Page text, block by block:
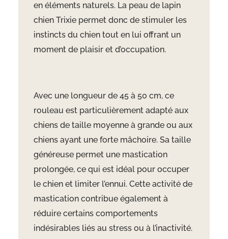
en éléments naturels. La peau de lapin
chien Trixie permet donc de stimuler les
instincts du chien tout en lui offrant un
moment de plaisir et d’occupation.
Avec une longueur de 45 à 50 cm, ce
rouleau est particulièrement adapté aux
chiens de taille moyenne à grande ou aux
chiens ayant une forte mâchoire. Sa taille
généreuse permet une mastication
prolongée, ce qui est idéal pour occuper
le chien et limiter l’ennui. Cette activité de
mastication contribue également à
réduire certains comportements
indésirables liés au stress ou à l’inactivité.